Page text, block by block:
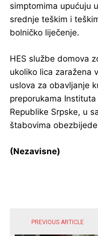
simptomima upućuju
srednje teškim i
bolničko liječenje.
HES službe domova
ukoliko lica zaražena
uslova za obavljanje
preporukama
Republike Srpske, u
štabovima
(Nezavisne)
PREVIOUS ARTICLE